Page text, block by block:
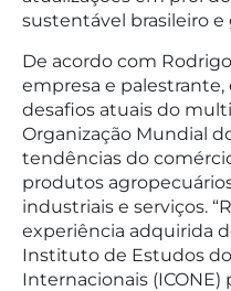
sustentável brasileiro e
De acordo com
empresa e
desafios atuais do
Organização Mundial
tendências do
produtos
industriais e serviços.
experiência adquirida
Instituto de Estudos
Internacionais (ICONE)